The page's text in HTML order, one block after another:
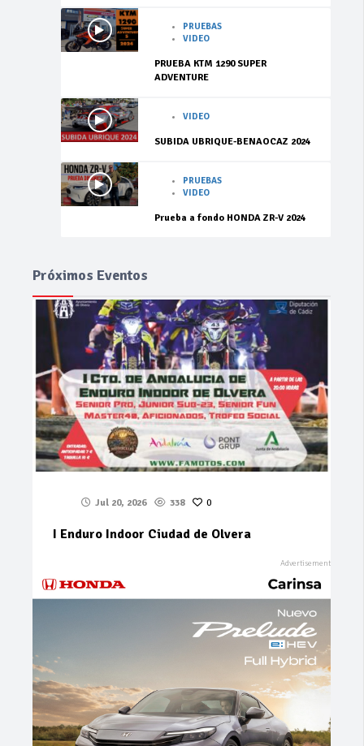
PRUEBAS
VIDEO
PRUEBA KTM 1290 SUPER
ADVENTURE
VIDEO
SUBIDA UBRIQUE-BENAOCAZ 2024
PRUEBAS
VIDEO
Prueba a fondo HONDA ZR-V 2024
Próximos Eventos
Jul 20, 2026 338 0
I Enduro Indoor Ciudad de Olvera